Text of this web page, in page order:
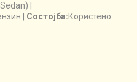
Состојба Користено